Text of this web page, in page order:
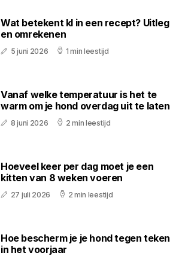
Wat betekent kl in een recept? Uitleg
en omrekenen
5 juni 2026 1 min leestijd
Vanaf welke temperatuur is het te
warm om je hond overdag uit te laten
8 juni 2026 2 min leestijd
Hoeveel keer per dag moet je een
kitten van 8 weken voeren
27 juli 2026 2 min leestijd
Hoe bescherm je je hond tegen teken
in het voorjaar